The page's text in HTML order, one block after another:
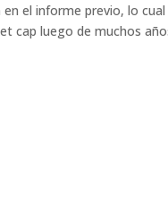
el informe previo, lo
cap luego de muchos